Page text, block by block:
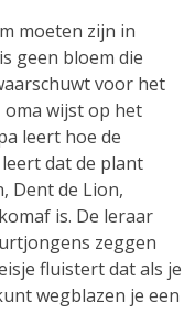
moeten zijn in
geen bloem die
voor het
wijst op het
leert hoe de
dat de plant
Dent de Lion,
is. De leraar
zeggen
fluistert dat als je
wegblazen je een